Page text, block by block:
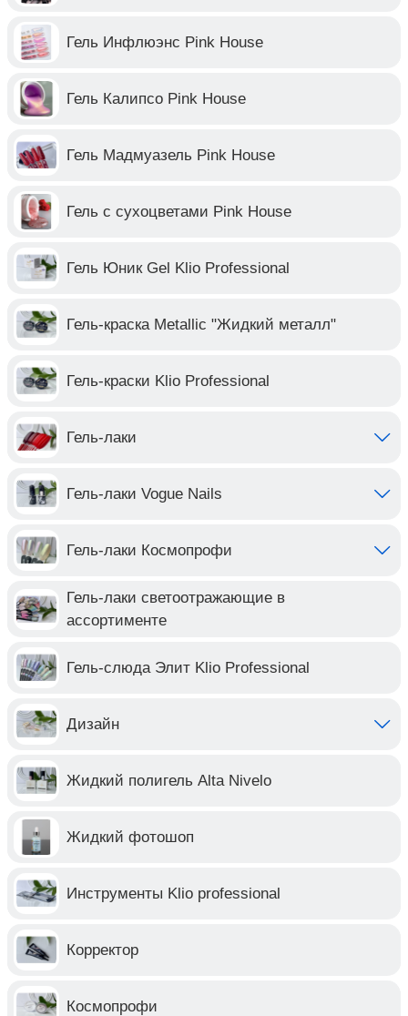
Гель Инфлюэнс Pink House
Гель Калипсо Pink House
Гель Мадмуазель Pink House
Гель с сухоцветами Pink House
Гель Юник Gel Klio Professional
Гель-краска Metallic "Жидкий металл"
Гель-краски Klio Professional
Гель-лаки
Гель-лаки Vogue Nails
Гель-лаки Космопрофи
Гель-лаки светоотражающие в
ассортименте
Гель-слюда Элит Klio Professional
Дизайн
Жидкий полигель Alta Nivelo
Жидкий фотошоп
Инструменты Klio professional
Корректор
Космопрофи